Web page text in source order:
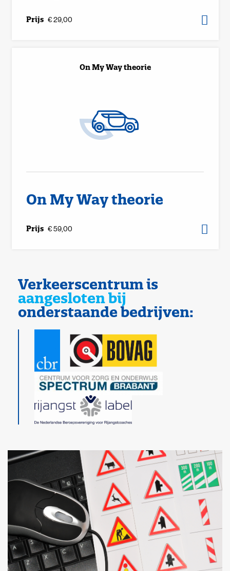
Prijs € 29,00
On My Way theorie
On My Way theorie
Prijs € 59,00
Verkeerscentrum is
aangesloten bij
onderstaande bedrijven: